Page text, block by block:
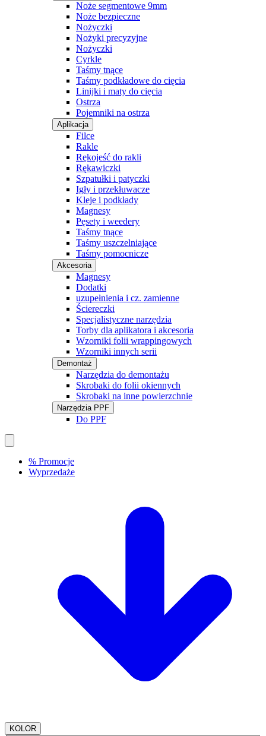
Noże segmentowe 9mm
Noże bezpieczne
Nożyczki
Nożyki precyzyjne
Nożyczki
Cyrkle
Taśmy tnące
Taśmy podkładowe do cięcia
Linijki i maty do cięcia
Ostrza
Pojemniki na ostrza
Aplikacja
Filce
Rakle
Rękojeść do rakli
Rękawiczki
Szpatułki i patyczki
Igły i przekłuwacze
Kleje i podkłady
Magnesy
Pęsety i weedery
Taśmy tnące
Taśmy uszczelniające
Taśmy pomocnicze
Akcesoria
Magnesy
Dodatki
uzupełnienia i cz. zamienne
Ściereczki
Specjalistyczne narzędzia
Torby dla aplikatora i akcesoria
Wzorniki folii wrappingowych
Wzorniki innych serii
Demontaż
Narzędzia do demontażu
Skrobaki do folii okiennych
Skrobaki na inne powierzchnie
Narzędzia PPF
Do PPF
% Promocje
Wyprzedaże
KOLOR